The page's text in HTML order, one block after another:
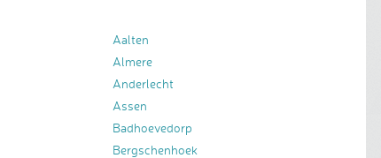
Aalten
Almere
Anderlecht
Assen
Badhoevedorp
Bergschenhoek